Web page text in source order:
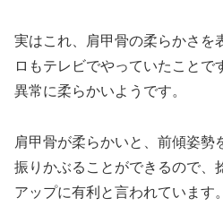
実はこれ、肩甲骨の柔らかさを
ロもテレビでやっていたことで
異常に柔らかいようです。
肩甲骨が柔らかいと、前傾姿勢
振りかぶることができるので、
アップに有利と言われています。